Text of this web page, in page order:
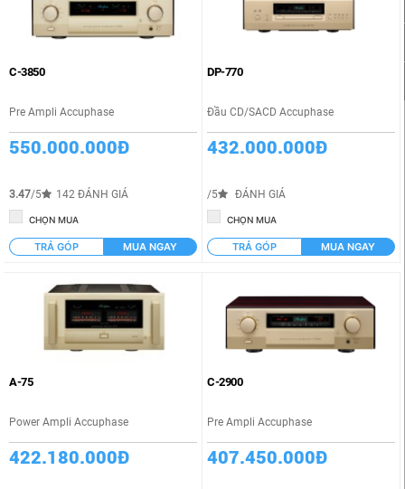
C-3850
Pre Ampli Accuphase
550.000.000Đ
3.47/5 142 ĐÁNH GIÁ
CHỌN MUA
TRẢ GÓP MUA NGAY
DP-770
Đầu CD/SACD Accuphase
432.000.000Đ
/5 ĐÁNH GIÁ
CHỌN MUA
TRẢ GÓP MUA NGAY
A-75
Power Ampli Accuphase
422.180.000Đ
C-2900
Pre Ampli Accuphase
407.450.000Đ